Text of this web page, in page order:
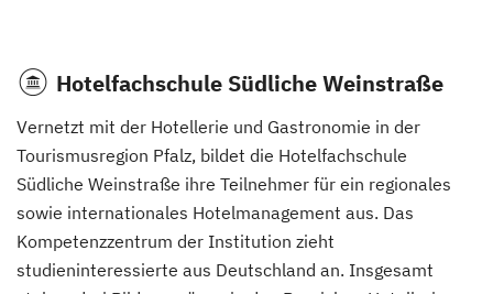
Hotelfachschule Südliche Weinstraße
Vernetzt mit der Hotellerie und Gastronomie in der
Tourismusregion Pfalz, bildet die Hotelfachschule
Südliche Weinstraße ihre Teilnehmer für ein regionales
sowie internationales Hotelmanagement aus. Das
Kompetenzzentrum der Institution zieht
studieninteressierte aus Deutschland an. Insgesamt